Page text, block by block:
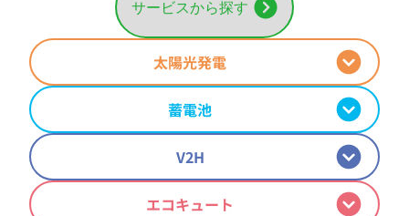
太陽光発電
蓄電池
V2H
エコキュート